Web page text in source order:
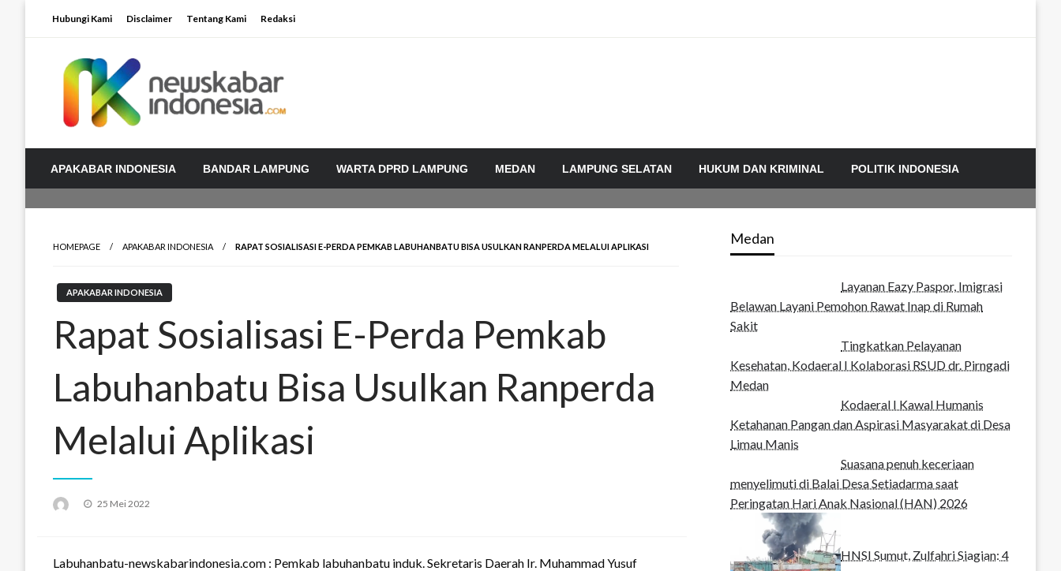
Hubungi Kami Disclaimer Tentang Kami Redaksi
APAKABAR INDONESIA BANDAR LAMPUNG WARTA DPRD LAMPUNG MEDAN LAMPUNG SELATAN HUKUM DAN KRIMINAL POLITIK INDONESIA
HOMEPAGE APAKABAR INDONESIA RAPAT SOSIALISASI E-PERDA PEMKAB LABUHANBATU BISA USULKAN RANPERDA MELALUI APLIKASI
APAKABAR INDONESIA
Rapat Sosialisasi E-Perda Pemkab
Labuhanbatu Bisa Usulkan Ranperda
Melalui Aplikasi
Posted
25 Mei 2022
Labuhanbatu-newskabarindonesia.com : Pemkab labuhanbatu induk. Sekretaris Daerah Ir. Muhammad Yusuf
Medan
Layanan Eazy Paspor, Imigrasi
Belawan Layani Pemohon Rawat Inap di Rumah
Sakit
Tingkatkan Pelayanan
Kesehatan, Kodaeral I Kolaborasi RSUD dr. Pirngadi
Medan‎
Kodaeral I Kawal Humanis
Ketahanan Pangan dan Aspirasi Masyarakat di Desa
Limau Manis
Suasana penuh keceriaan
menyelimuti di Balai Desa Setiadarma saat
Peringatan Hari Anak Nasional (HAN) 2026
HNSI Sumut, Zulfahri Siagian: 4